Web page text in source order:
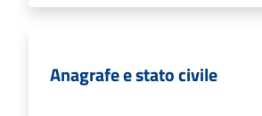
Anagrafe e stato civile